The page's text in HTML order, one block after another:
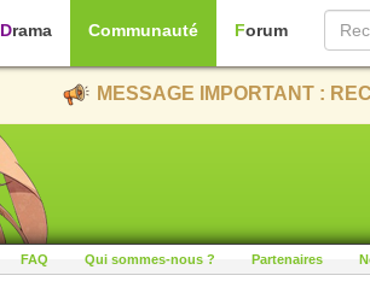
Drama Communauté Forum
MESSAGE IMPORTANT :
FAQ Qui sommes-nous ? Partenaires